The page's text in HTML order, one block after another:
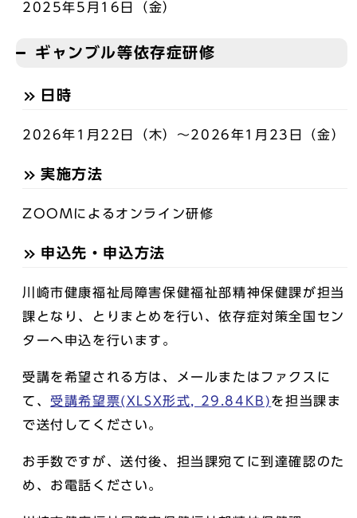
2025年5月16日（金）
ギャンブル等依存症研修
日時
2026年1月22日（木）～2026年1月23日（金）
実施方法
ZOOMによるオンライン研修
申込先・申込方法
川崎市健康福祉局障害保健福祉部精神保健課が担当
課となり、とりまとめを行い、依存症対策全国セン
ターへ申込を行います。
受講を希望される方は、メールまたはファクスに
て、 受講希望票(XLSX形式, 29.84KB)を担当課ま
で送付してください。
お手数ですが、送付後、担当課宛てに到達確認のた
め、お電話ください。